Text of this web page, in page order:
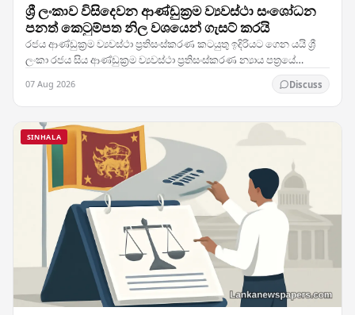
ශ්‍රී ලංකාව විසිදෙවන ආණ්ඩුක්‍රම ව්‍යවස්ථා සංශෝධන
පනත් කෙටුම්පත නිල වශයෙන් ගැසට් කරයි
රජය ආණ්ඩුක්‍රම ව්‍යවස්ථා ප්‍රතිසංස්කරණ කටයුතු ඉදිරියට ගෙන යයි ශ්‍රී
ලංකා රජය සිය ආණ්ඩුක්‍රම ව්‍යවස්ථා ප්‍රතිසංස්කරණ න්‍යාය පත්‍රයේ
07 Aug 2026 Discuss
SINHALA